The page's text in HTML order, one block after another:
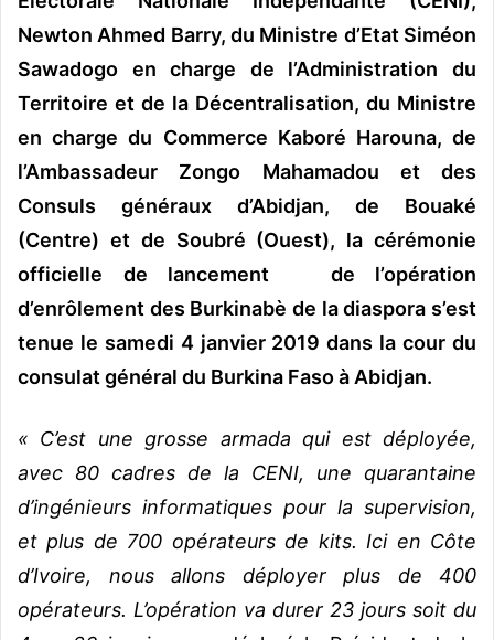
Newton Ahmed Barry, du Ministre d’Etat Siméon
Sawadogo en charge de l’Administration du
Territoire et de la Décentralisation, du Ministre
en charge du Commerce Kaboré Harouna, de
l’Ambassadeur Zongo Mahamadou et des
Consuls généraux d’Abidjan, de Bouaké
(Centre) et de Soubré (Ouest), la cérémonie
officielle de lancement de l’opération
d’enrôlement des Burkinabè de la diaspora s’est
tenue le samedi 4 janvier 2019 dans la cour du
consulat général du Burkina Faso à Abidjan.
« C’est une grosse armada qui est déployée,
avec 80 cadres de la CENI, une quarantaine
d’ingénieurs informatiques pour la supervision,
et plus de 700 opérateurs de kits. Ici en Côte
d’Ivoire, nous allons déployer plus de 400
opérateurs. L’opération va durer 23 jours soit du